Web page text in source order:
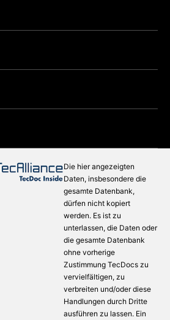
Die hier angezeigten
Daten, insbesondere die
gesamte Datenbank,
dürfen nicht kopiert
werden. Es ist zu
unterlassen, die Daten oder
die gesamte Datenbank
ohne vorherige
Zustimmung TecDocs zu
vervielfältigen, zu
verbreiten und/oder diese
Handlungen durch Dritte
ausführen zu lassen. Ein